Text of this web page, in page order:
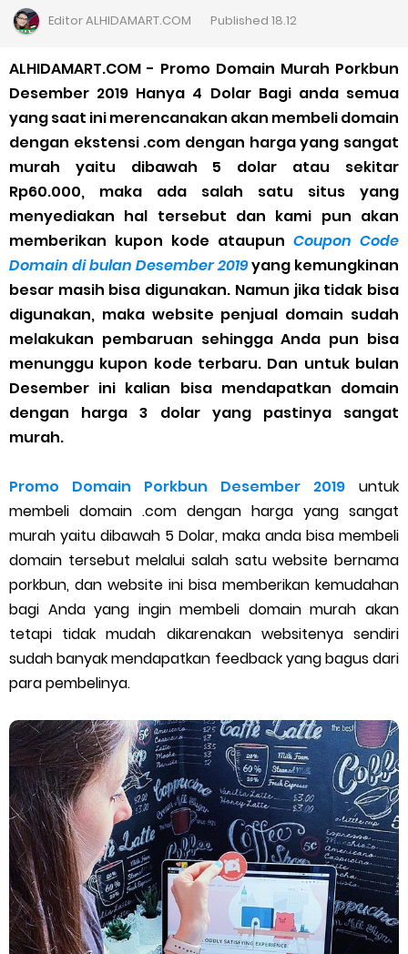
Cara Daftar Goshop agar Cepat Diterima
Apa itu Grab Saap? Layanan Antri Online Terbaru Dari Grab
Cara Jitu Mendapat Voucher Gojek Gratis
Cara Ping DNS Server Gojek Gopartner
Cara Mudah Melihat Nomor Shopeepay Sendiri dan Orang Lain
7 Cara Mudah Top Up Grab untuk Driver
5 Versi Map Paling Gacor Untuk Ojek Online
Penyebab dan Cara Memulihkan Akun Gojek Dibekukan
Cara Menghitung Penghasilan Grab Sesuai dengan Orderan
Cara Menggunakan Paket Telkomsel Mitra Gojek
10 Cara Jitu Autobid Untuk Lala Motor dan Mobil 2023
Batas Saldo Untuk Akun Gopay Biasa dan Upgrade
Cara Mudah Melihat QR dan Barcode Shopeepay
Enroute Drop: Arti dan Penjelasan Resi Gosend
Cara Transfer Gopay ke Shopeepay Tanpa Potongan
Cara Ping Server Shopee Food 2022
Cara Menghubungi CS Lalamove dan Jam Operasionalnya
Cara Mengatasi Aplikasi Gojek Mengalami Gangguan
DNS Server Gojek Driver Terbaru 2026: Panduan Lengkap DNS
Server Gojek Terbaru dan IP Server GoPartner Gojek
EditorALHIDAMART.COM Published 18.12
ALHIDAMART.COM - Promo Domain Murah Porkbun
Desember 2019 Hanya 4 Dolar Bagi anda semua
yang saat ini merencanakan akan membeli domain
dengan ekstensi .com dengan harga yang sangat
murah yaitu dibawah 5 dolar atau sekitar
Rp60.000, maka ada salah satu situs yang
menyediakan hal tersebut dan kami pun akan
memberikan kupon kode ataupun Coupon Code
Domain di bulan Desember 2019yang kemungkinan
besar masih bisa digunakan. Namun jika tidak bisa
digunakan, maka website penjual domain sudah
melakukan pembaruan sehingga Anda pun bisa
menunggu kupon kode terbaru. Dan untuk bulan
Desember ini kalian bisa mendapatkan domain
dengan harga 3 dolar yang pastinya sangat
murah.
Promo Domain Porkbun Desember 2019 untuk
membeli domain .com dengan harga yang sangat
murah yaitu dibawah 5 Dolar, maka anda bisa membeli
domain tersebut melalui salah satu website bernama
porkbun, dan website ini bisa memberikan kemudahan
bagi Anda yang ingin membeli domain murah akan
tetapi tidak mudah dikarenakan websitenya sendiri
sudah banyak mendapatkan feedback yang bagus dari
para pembelinya.